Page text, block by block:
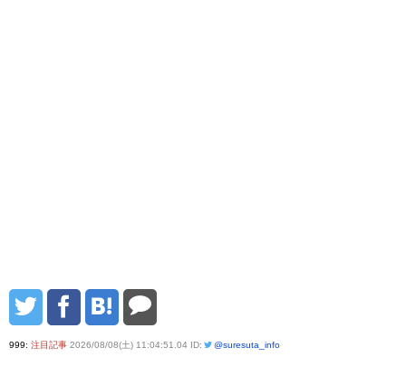
999: 注目記事 2026/08/08(土) 11:04:51.04 ID: @suresuta_info